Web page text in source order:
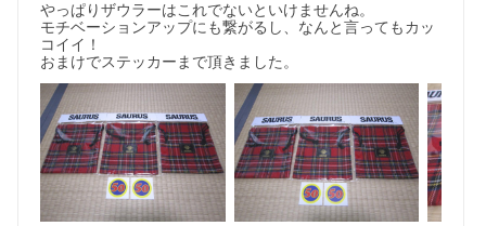
やっぱりザウラーはこれでないといけませんね。
モチベーションアップにも繋がるし、なんと言ってもカッ
コイイ！
おまけでステッカーまで頂きました。